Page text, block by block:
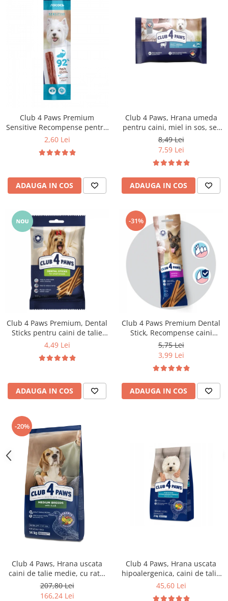
Club 4 Paws Premium
Sensitive Recompense pentru
caini stick cu somon, 12g
2,60 Lei
ADAUGA IN COS
Club 4 Paws, Hrana umeda
pentru caini, miel in sos, set
4x85g
8,49 Lei
7,59 Lei
ADAUGA IN COS
Club 4 Paws Premium, Dental
Sticks pentru caini de talie
mica, 110g
4,49 Lei
ADAUGA IN COS
-31%
Club 4 Paws Premium Dental
Stick, Recompense caini
0,117kg
5,75 Lei
3,99 Lei
ADAUGA IN COS
-20%
Club 4 Paws, Hrana uscata
caini de talie medie, cu rata,
14kg
207,80 Lei
166,24 Lei
Club 4 Paws, Hrana uscata
hipoalergenica, caini de talie
mica, miel si orez, 2kg
45,60 Lei